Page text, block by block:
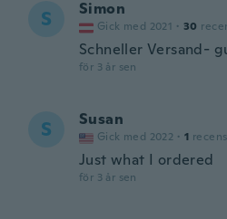
S Simon
Gick med 2021 · 30
Schneller Versand-
för 3 år sen
S Susan
Gick med 2022 · 1
Just what I ordered
för 3 år sen